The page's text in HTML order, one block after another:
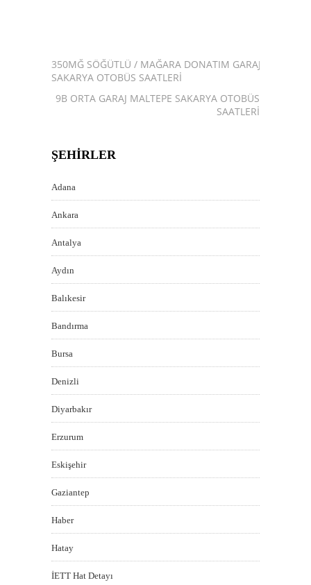
350MĞ SÖĞÜTLÜ / MAĞARA DONATIM GARAJ
SAKARYA OTOBÜS SAATLERI
9B ORTA GARAJ MALTEPE SAKARYA OTOBÜS
SAATLERI
ŞEHIRLER
Adana
Ankara
Antalya
Aydın
Balıkesir
Bandırma
Bursa
Denizli
Diyarbakır
Erzurum
Eskişehir
Gaziantep
Haber
Hatay
İETT Hat Detayı